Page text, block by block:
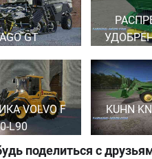
GT
VOLVO F
L90
KUHN
поделиться с